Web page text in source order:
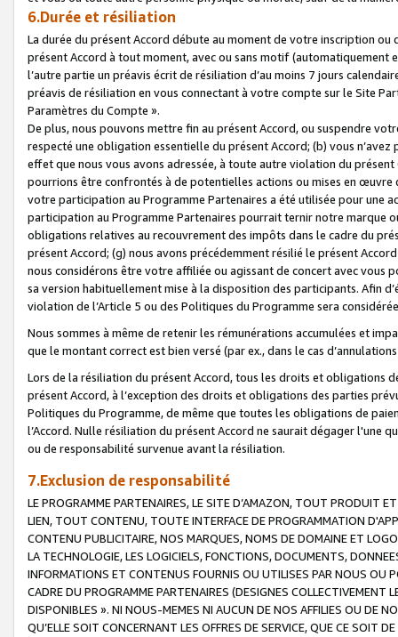
6.Durée et résiliation
La durée du présent Accord débute au moment de votre inscription
présent Accord à tout moment, avec ou sans motif (automatiquement
l’autre partie un préavis écrit de résiliation d’au moins 7 jours
préavis de résiliation en vous connectant à votre compte sur le Site
Paramètres du Compte ».
De plus, nous pouvons mettre fin au présent Accord, ou suspendre
respecté une obligation essentielle du présent Accord; (b) vous
effet que nous vous avons adressée, à toute autre violation du
pourrions être confrontés à de potentielles actions ou mises en
votre participation au Programme Partenaires a été utilisée pour une
participation au Programme Partenaires pourrait ternir notre marque
obligations relatives au recouvrement des impôts dans le cadre du
présent Accord; (g) nous avons précédemment résilié le présent
nous considérons être votre affiliée ou agissant de concert avec vous
sa version habituellement mise à la disposition des participants. Afin
violation de l’Article 5 ou des Politiques du Programme sera
Nous sommes à même de retenir les rémunérations accumulées et
que le montant correct est bien versé (par ex., dans le cas
Lors de la résiliation du présent Accord, tous les droits et obligations
présent Accord, à l’exception des droits et obligations des parties
Politiques du Programme, de même que toutes les obligations de
l’Accord. Nulle résiliation du présent Accord ne saurait dégager l'une
ou de responsabilité survenue avant la résiliation.
7.Exclusion de responsabilité
LE PROGRAMME PARTENAIRES, LE SITE D’AMAZON, TOUT PRODUIT
LIEN, TOUT CONTENU, TOUTE INTERFACE DE PROGRAMMATION
CONTENU PUBLICITAIRE, NOS MARQUES, NOMS DE DOMAINE ET
LA TECHNOLOGIE, LES LOGICIELS, FONCTIONS, DOCUMENTS,
INFORMATIONS ET CONTENUS FOURNIS OU UTILISES PAR NOUS OU
CADRE DU PROGRAMME PARTENAIRES (DESIGNES COLLECTIVEMENT
DISPONIBLES ». NI NOUS-MEMES NI AUCUN DE NOS AFFILIES OU DE
QU’ELLE SOIT CONCERNANT LES OFFRES DE SERVICE, QUE CE SOIT